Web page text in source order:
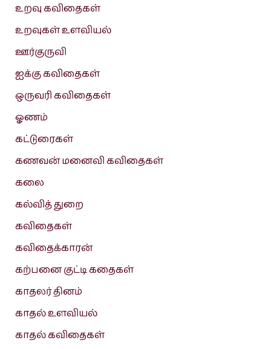
உறவு கவிதைகள்
உறவுகள் உளவியல்
ஊர்குருவி
ஐக்கு கவிதைகள்
ஒருவரி கவிதைகள்
ஓணம்
கட்டுரைகள்
கணவன் மனைவி கவிதைகள்
கலை
கல்வித் துறை
கவிதைகள்
கவிதைக்காரன்
கற்பனை குட்டி கதைகள்
காதலர் தினம்
காதல் உளவியல்
காதல் கவிதைகள்